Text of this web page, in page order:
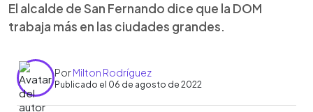
El alcalde de San Fernando dice que la DOM
trabaja más en las ciudades grandes.
PorMilton Rodríguez
Publicado el 06 de agosto de 2022